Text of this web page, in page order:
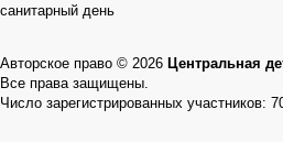
санитарный день
Авторское право © 2026 Центральная
Все права защищены.
Число зарегистрированных участников: